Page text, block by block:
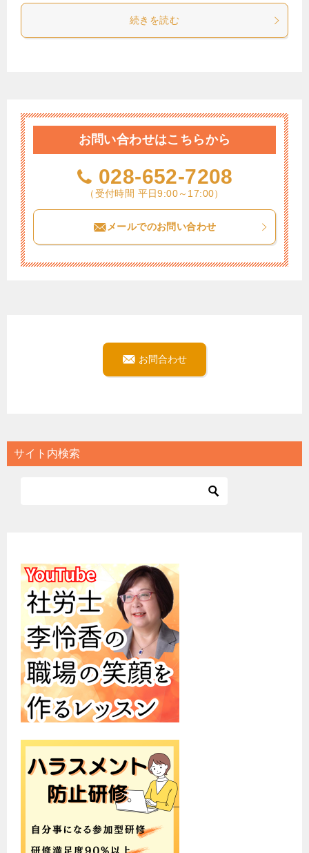
続きを読む
お問い合わせはこちらから
028-652-7208
（受付時間 平日9:00～17:00）
メールでのお問い合わせ
お問合わせ
サイト内検索